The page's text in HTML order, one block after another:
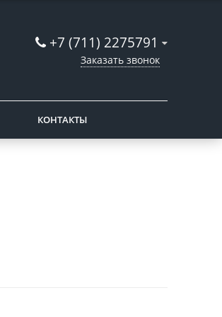
+7 (711) 2275791
Заказать звонок
КОНТАКТЫ